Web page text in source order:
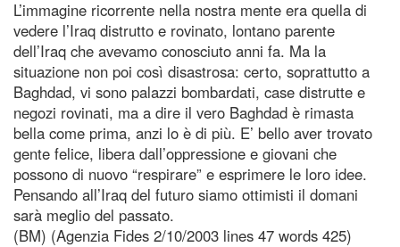
L’immagine ricorrente nella nostra mente era quella di
vedere l’Iraq distrutto e rovinato, lontano parente
dell’Iraq che avevamo conosciuto anni fa. Ma la
situazione non poi così disastrosa: certo, soprattutto a
Baghdad, vi sono palazzi bombardati, case distrutte e
negozi rovinati, ma a dire il vero Baghdad è rimasta
bella come prima, anzi lo è di più. E’ bello aver trovato
gente felice, libera dall’oppressione e giovani che
possono di nuovo “respirare” e esprimere le loro idee.
Pensando all’Iraq del futuro siamo ottimisti il domani
sarà meglio del passato.
(BM) (Agenzia Fides 2/10/2003 lines 47 words 425)